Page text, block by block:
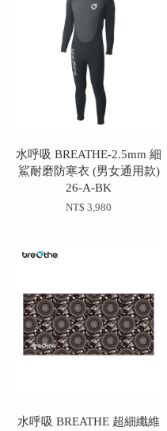
水呼吸 BREATHE-2.5mm 細
鯊耐磨防寒衣 (男女通用款)
26-A-BK
NT$ 3,980
水呼吸 BREATHE 超細纖維